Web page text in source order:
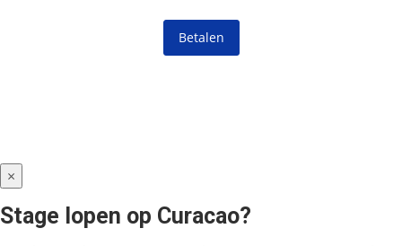
Betalen
×
Stage lopen op Curacao?